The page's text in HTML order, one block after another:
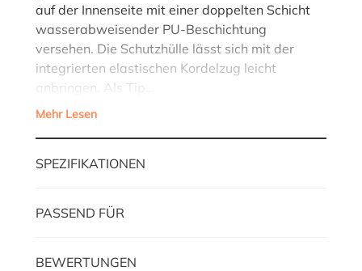
auf der Innenseite mit einer doppelten Schicht
wasserabweisender PU-Beschichtung
versehen. Die Schutzhülle lässt sich mit der
integrierten elastischen Kordelzug leicht
anbringen. Als Tip…
Mehr Lesen
SPEZIFIKATIONEN
PASSEND FÜR
BEWERTUNGEN